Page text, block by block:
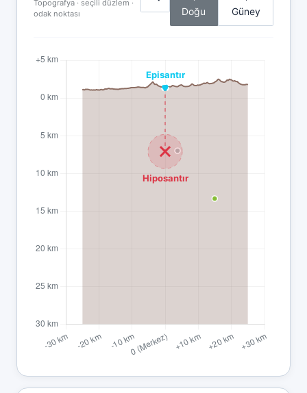
Topografya · seçili düzlem ·
odak noktası
Doğu
Güney